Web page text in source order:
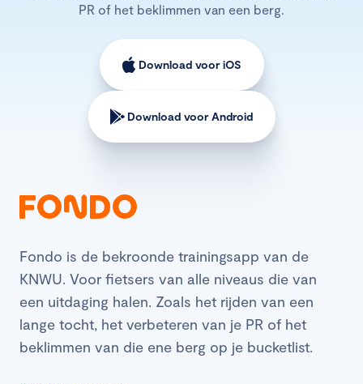
PR of het beklimmen van een berg.
Download voor iOS
Download voor Android
Fondo is de bekroonde trainingsapp van de
KNWU. Voor fietsers van alle niveaus die van
een uitdaging halen. Zoals het rijden van een
lange tocht, het verbeteren van je PR of het
beklimmen van die ene berg op je bucketlist.